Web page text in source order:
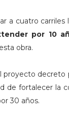
a cuatro carriles
por 10
obra.
proyecto decreto
de fortalecer la
30 años.